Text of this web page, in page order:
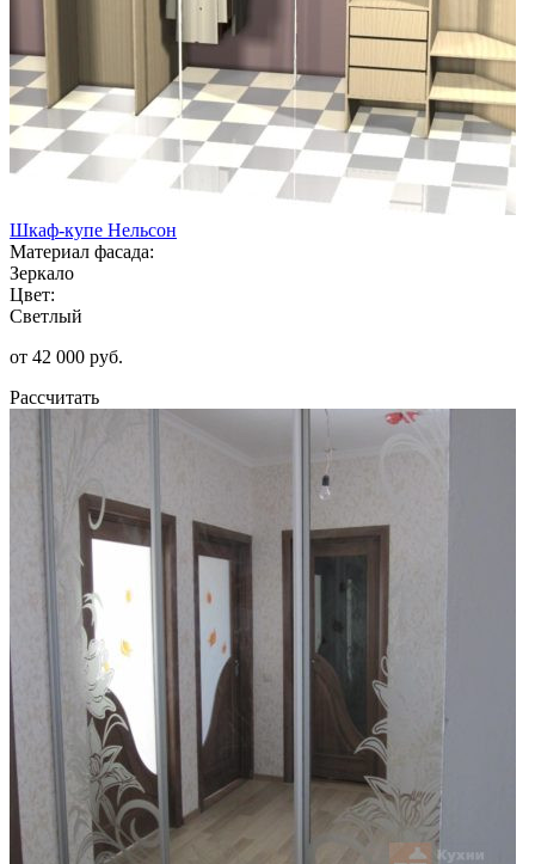
Шкаф-купе Нельсон
Материал фасада:
Зеркало
Цвет:
Светлый
от 42 000 руб.
Рассчитать